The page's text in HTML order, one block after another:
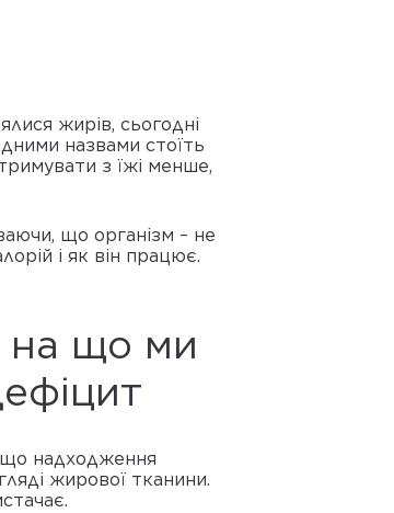
жирів, сьогодні
назвами стоїть
з їжі менше,
що організм – не
і як він працює.
на що ми
надходження
жирової тканини.